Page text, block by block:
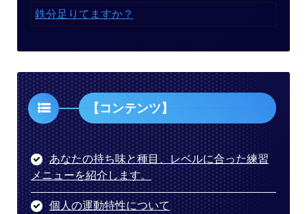
鉄分足りてますか？
【コンテンツ】
あなたの持ち味と種目、レベルに合った練習
メニューを紹介します。
個人の運動特性について